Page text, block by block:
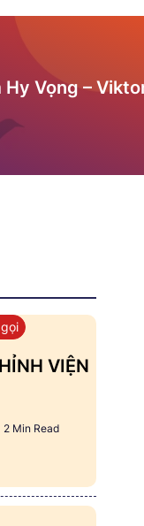
Vọng –
VIỆN
2 Min Read